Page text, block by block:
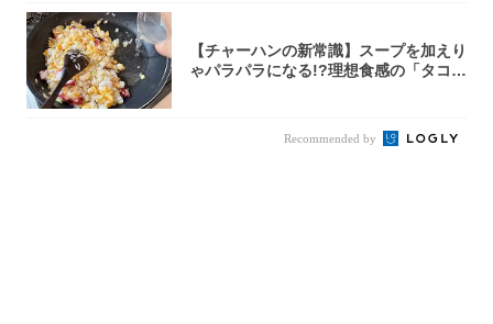
【チャーハンの新常識】スープを加えり
ゃパラパラになる!?理想食感の「タコチ
Recommended by